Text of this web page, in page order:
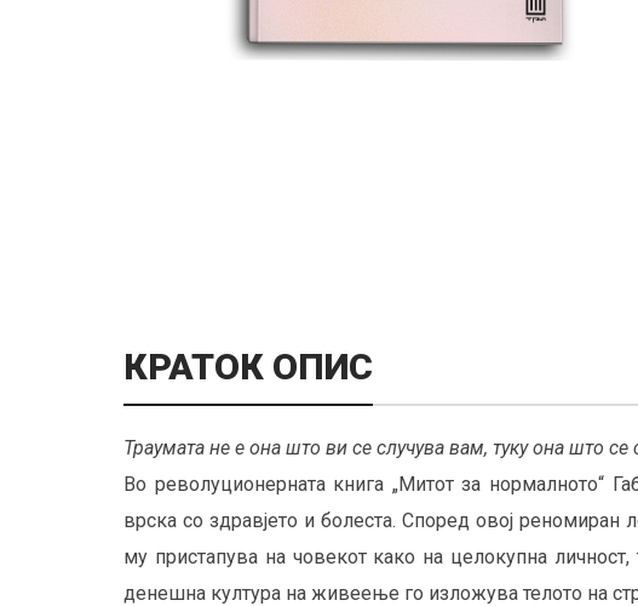
КРАТОК ОПИС
Траумата не е она што ви се случува вам, туку она што се
Во револуционерната книга „Митот за нормалното“
врска со здравјето и болеста. Според овој
му пристапува на човекот како на целокупна
денешна култура на живеење го изложува телото на